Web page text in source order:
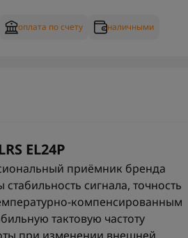
оплата по счету наличными
EL24P
приёмник бренда
сигнала, точность
компенсированным
тактовую частоту